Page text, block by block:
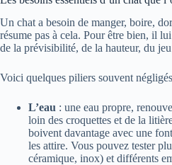
Un chat a besoin de manger, boire,
résume pas à cela. Pour être bien, il
de la prévisibilité, de la hauteur, du
Voici quelques piliers souvent
L’eau : une eau propre,
loin des croquettes et de la
boivent davantage avec une
les attire. Vous pouvez tester
céramique, inox) et différents